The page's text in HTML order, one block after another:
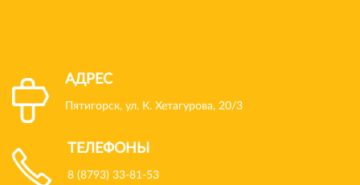
АДРЕС
Пятигорск, ул. К. Хетагурова, 20/3
ТЕЛЕФОНЫ
8 (8793) 33-81-53